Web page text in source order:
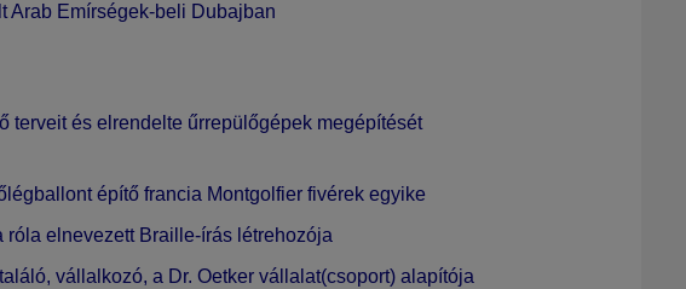
Arab Emírségek-beli Dubajban
terveit és elrendelte űrrepülőgépek megépítését
építő francia Montgolfier fivérek egyike
róla elnevezett Braille-írás létrehozója
vállalkozó, a Dr. Oetker vállalat(csoport) alapítója